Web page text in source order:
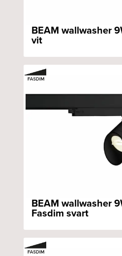
BEAM wallwasher
vit
BEAM wallwasher
Fasdim svart